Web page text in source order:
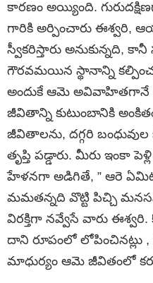
కారణం అయ్యింది.
గారికి అర్పించారు ఈశ్వరి,
స్వీకరిస్తారు అనుకున్నది,
గౌరవమయిన స్థానాన్ని
అందుకే ఆమె
జీవితాన్ని కుటుంబానికి
జీవితాలను, దగ్గరి
తృప్తి పడ్డారు. మీరు ఇంకా
హేళనగా అడిగితే, ” ఆరె
మమతన్నది వొట్టి పిచ్చి
విరక్తిగా నవ్వేసే వారు
దాని రూపంలో లోపించినట్లు
మాధుర్యం ఆమె జీవితంలో